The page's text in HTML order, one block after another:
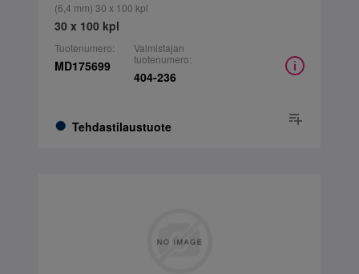
(6,4 mm) 30 x 100 kpl
30 x 100 kpl
Tuotenumero:
MD175699
Tehdastilaustuote
Valmistajan
tuotenumero:
404-236